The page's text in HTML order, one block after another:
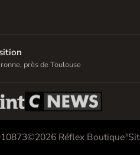
près de Toulouse
©2026 Réflex Boutique®